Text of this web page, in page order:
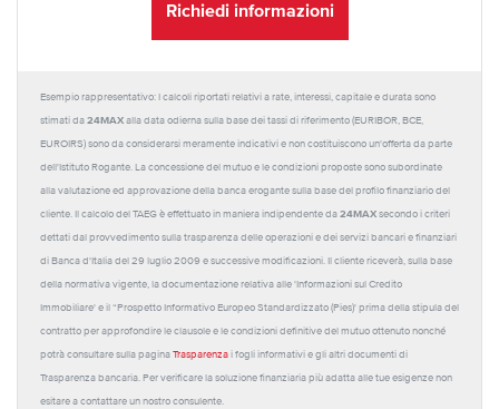
Richiedi informazioni
Esempio rappresentativo: I calcoli riportati relativi a rate, interessi, capitale e durata sono
stimati da 24MAX alla data odierna sulla base dei tassi di riferimento (EURIBOR, BCE,
EUROIRS) sono da considerarsi meramente indicativi e non costituiscono un'offerta da parte
dell'Istituto Rogante. La concessione del mutuo e le condizioni proposte sono subordinate
alla valutazione ed approvazione della banca erogante sulla base del profilo finanziario del
cliente. Il calcolo del TAEG è effettuato in maniera indipendente da 24MAX secondo i criteri
dettati dal provvedimento sulla trasparenza delle operazioni e dei servizi bancari e finanziari
di Banca d'Italia del 29 luglio 2009 e successive modificazioni. Il cliente riceverà, sulla base
della normativa vigente, la documentazione relativa alle 'Informazioni sul Credito
Immobiliare' e il “Prospetto Informativo Europeo Standardizzato (Pies)' prima della stipula del
contratto per approfondire le clausole e le condizioni definitive del mutuo ottenuto nonché
potrà consultare sulla pagina Trasparenza i fogli informativi e gli altri documenti di
Trasparenza bancaria. Per verificare la soluzione finanziaria più adatta alle tue esigenze non
esitare a contattare un nostro consulente.